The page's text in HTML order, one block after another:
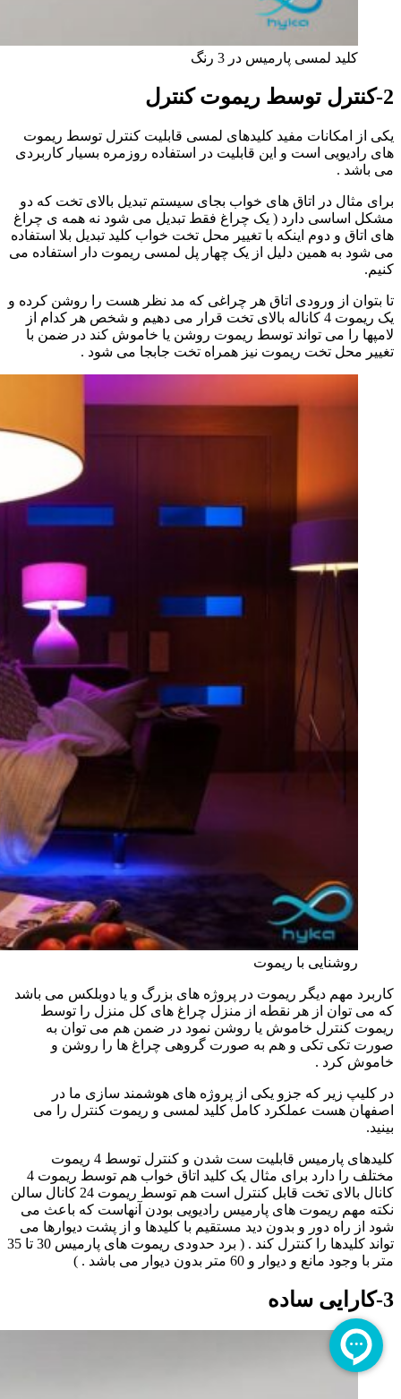
کلید لمسی پارمیس در 3 رنگ
2-کنترل توسط ریموت کنترل
یکی از امکانات مفید کلیدهای لمسی قابلیت کنترل توسط ریموت
های رادیویی است و این قابلیت در استفاده روزمره بسیار کاربردی
می باشد .
برای مثال در اتاق های خواب بجای سیستم تبدیل بالای تخت که دو
مشکل اساسی دارد ( یک چراغ فقط تبدیل می شود نه همه ی چراغ
های اتاق و دوم اینکه با تغییر محل تخت خواب کلید تبدیل بلا استفاده
می شود به همین دلیل از یک چهار پل لمسی ریموت دار استفاده می
کنیم.
تا بتوان از ورودی اتاق هر چراغی که مد نظر هست را روشن کرده و
یک ریموت 4 کاناله بالای تخت قرار می دهیم و شخص هر کدام از
لامپها را می تواند توسط ریموت روشن یا خاموش کند در ضمن با
تغییر محل تخت ریموت نیز همراه تخت جابجا می شود .
روشنایی با ریموت
کاربرد مهم دیگر ریموت در پروژه های بزرگ و یا دوبلکس می باشد
که می توان از هر نقطه از منزل چراغ های کل منزل را توسط
ریموت کنترل خاموش یا روشن نمود در ضمن هم می توان به
صورت تکی تکی و هم به صورت گروهی چراغ ها را روشن و
خاموش کرد .
در کلیپ زیر که جزو یکی از پروژه های هوشمند سازی ما در
اصفهان هست عملکرد کامل کلید لمسی و ریموت کنترل را می
بینید.
کلیدهای پارمیس قابلیت ست شدن و کنترل توسط 4 ریموت
مختلف را دارد برای مثال یک کلید اتاق خواب هم توسط ریموت 4
کانال بالای تخت قابل کنترل است هم توسط ریموت 24 کانال سالن
نکته مهم ریموت های پارمیس رادیویی بودن آنهاست که باعث می
شود از راه دور و بدون دید مستقیم با کلیدها و از پشت دیوارها می
تواند کلیدها را کنترل کند . ( برد حدودی ریموت های پارمیس 30 تا 35
متر با وجود مانع و دیوار و 60 متر بدون دیوار می باشد . )
3-کارایی ساده